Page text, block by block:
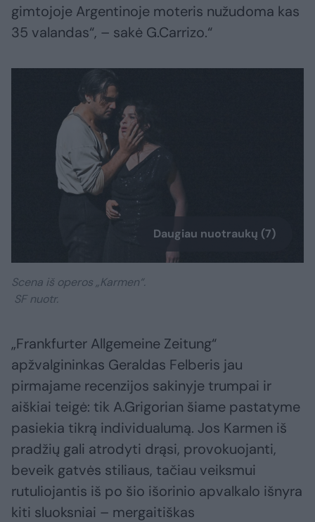
gimtojoje Argentinoje moteris nužudoma kas
35 valandas“, – sakė G.Carrizo.“
Daugiau nuotraukų (7)
Scena iš operos „Karmen“.
SF nuotr.
„Frankfurter Allgemeine Zeitung“
apžvalgininkas Geraldas Felberis jau
pirmajame recenzijos sakinyje trumpai ir
aiškiai teigė: tik A.Grigorian šiame pastatyme
pasiekia tikrą individualumą. Jos Karmen iš
pradžių gali atrodyti drąsi, provokuojanti,
beveik gatvės stiliaus, tačiau veiksmui
rutuliojantis iš po šio išorinio apvalkalo išnyra
kiti sluoksniai – mergaitiškas